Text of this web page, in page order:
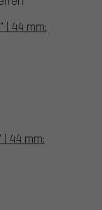
| 44 mm:
| 44 mm: